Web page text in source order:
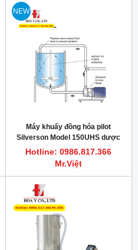
NEW
Máy khuấy đồng hóa pilot
Silverson Model 150UHS dược
phẩm 50kg
Hotline: 0986.817.366
Mr.Việt